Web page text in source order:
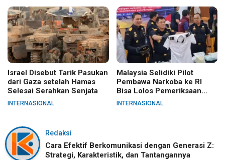
Israel Disebut Tarik Pasukan
dari Gaza setelah Hamas
Selesai Serahkan Senjata
INTERNASIONAL
Malaysia Selidiki Pilot
Pembawa Narkoba ke RI
Bisa Lolos Pemeriksaan
KLIA
INTERNASIONAL
Redaksi
Cara Efektif Berkomunikasi dengan Generasi Z:
Strategi, Karakteristik, dan Tantangannya